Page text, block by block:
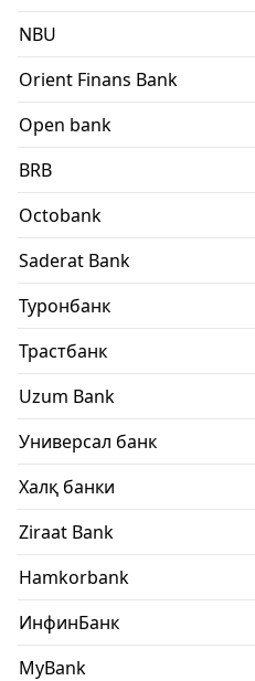
NBU
Orient Finans Bank
Open bank
BRB
Octobank
Saderat Bank
Туронбанк
Трастбанк
Uzum Bank
Универсал банк
Халқ банки
Ziraat Bank
Hamkorbank
ИнфинБанк
MyBank